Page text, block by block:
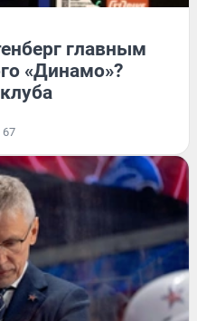
главным
«Динамо»?
67